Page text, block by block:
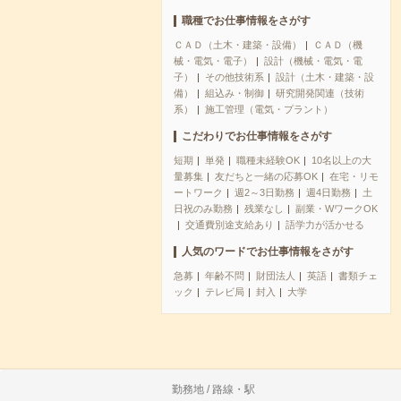
職種でお仕事情報をさがす
ＣＡＤ（土木・建築・設備）
ＣＡＤ（機
械・電気・電子）
設計（機械・電気・電
子）
その他技術系
設計（土木・建築・設
備）
組込み・制御
研究開発関連（技術
系）
施工管理（電気・プラント）
こだわりでお仕事情報をさがす
短期 単発 職種未経験OK
10名以上の大
量募集
友だちと一緒の応募OK
在宅・リモ
ートワーク
週2～3日勤務 週4日勤務
土
日祝のみ勤務
残業なし
副業・WワークOK
交通費別途支給あり
語学力が活かせる
人気のワードでお仕事情報をさがす
急募 年齢不問 財団法人 英語
書類チェ
ック
テレビ局 封入 大学
勤務地 / 路線・駅